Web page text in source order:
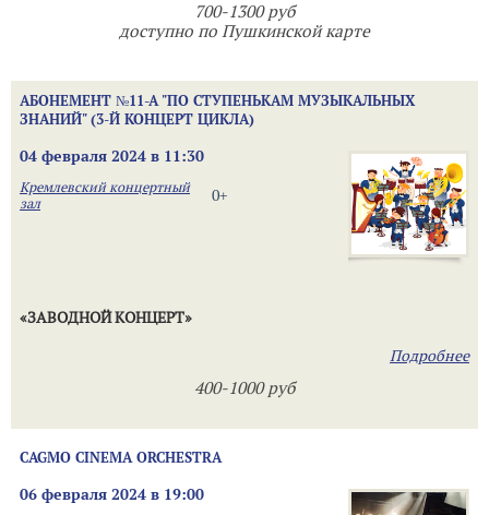
700-1300 руб
доступно по Пушкинской карте
АБОНЕМЕНТ №11-А "ПО СТУПЕНЬКАМ МУЗЫКАЛЬНЫХ
ЗНАНИЙ" (3-Й КОНЦЕРТ ЦИКЛА)
04 февраля 2024 в 11:30
0+
Кремлевский концертный
зал
«ЗАВОДНОЙ КОНЦЕРТ»
Подробнее
400-1000 руб
CAGMO CINEMA ORCHESTRA
06 февраля 2024 в 19:00